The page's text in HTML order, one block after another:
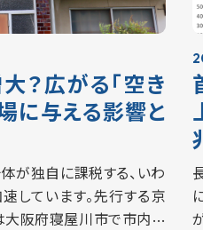
？広がる「空き
に与える影響と
が独自に課税する、いわ
しています。先行する京
大阪府寝屋川市で市内全